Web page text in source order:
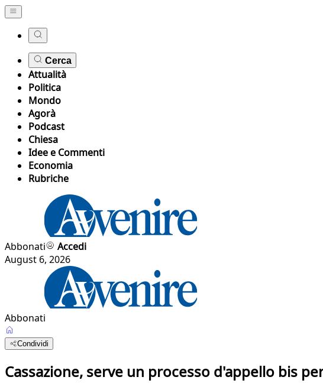
Cerca
Attualità
Politica
Mondo
Agorà
Podcast
Chiesa
Idee e Commenti
Economia
Rubriche
Abbonati
Accedi
August 6, 2026
Abbonati
Condividi
Cassazione, serve un processo d'appello bis